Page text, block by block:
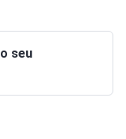
seu